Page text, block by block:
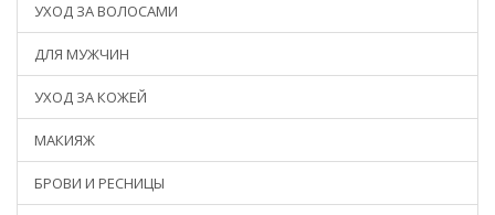
УХОД ЗА ВОЛОСАМИ
ДЛЯ МУЖЧИН
УХОД ЗА КОЖЕЙ
МАКИЯЖ
БРОВИ И РЕСНИЦЫ